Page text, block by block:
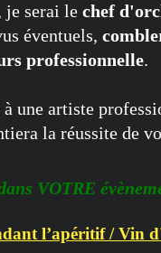
je serai le chef
éventuels,
professionnelle.
à une artiste
la réussite de
VOTRE
l’apéritif / Vin